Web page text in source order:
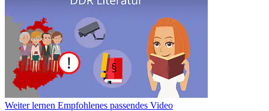
Weiter lernen Empfohlenes passendes Video